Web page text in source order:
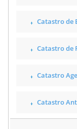
Catastro de
Catastro de
Catastro
Catastro